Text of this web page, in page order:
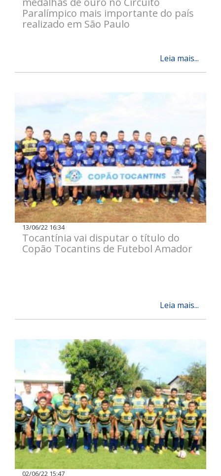
Paralímpico mais importante do país
realizado em São Paulo
Leia mais...
13/06/22 16:34
Tocantínia vai disputar o título do
Copão Tocantins de Futebol Amador
Leia mais...
02/06/22 15:47